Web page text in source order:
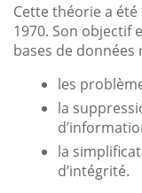
Cette théorie a
1970. Son objectif
bases de données
les
la
la
d’intégrité.